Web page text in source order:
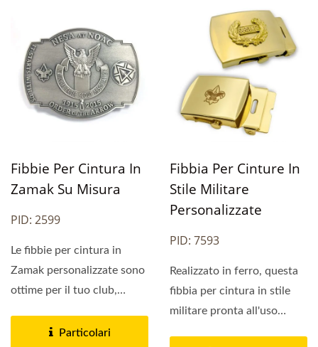
Fibbie Per Cintura In
Zamak Su Misura
PID: 2599
Le fibbie per cintura in
Zamak personalizzate sono
ottime per il tuo club,
Particolari
Fibbia Per Cinture In
Stile Militare
Personalizzate
PID: 7593
Realizzato in ferro, questa
fibbia per cintura in stile
militare pronta all'uso